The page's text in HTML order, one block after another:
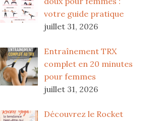
votre guide pratique
juillet 31, 2026
Entraînement TRX
complet en 20 minutes
pour femmes
juillet 31, 2026
Découvrez le Rocket